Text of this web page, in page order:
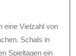
eine Vielzahl von
Schals in
Spieltagen ein